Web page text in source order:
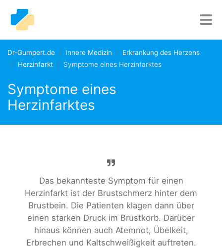
Dr-Gumpert.de Innere Medizin
Erkrankung des Herzens
Herzinfarkt
Symptome eines Herzinfarktes
Symptome eines
Herzinfarktes
Das bekannteste Symptom für einen
Herzinfarkt ist der Brustschmerz hinter dem
Brustbein. Die Patienten klagen dann über
einen starken Druck im Brustkorb. Darüber
hinaus können auch Atemnot, Übelkeit,
Erbrechen und Kaltschweißigkeit auftreten.